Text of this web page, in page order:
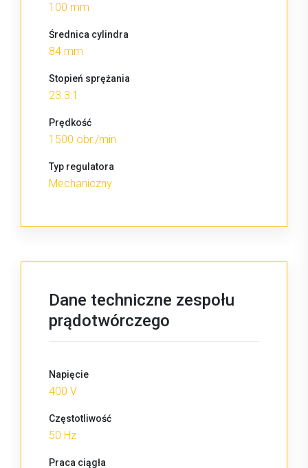
100 mm
Średnica cylindra
84 mm
Stopień sprężania
23.3:1
Prędkość
1500 obr./min
Typ regulatora
Mechaniczny
Dane techniczne zespołu
prądotwórczego
Napięcie
400 V
Częstotliwość
50 Hz
Praca ciągła